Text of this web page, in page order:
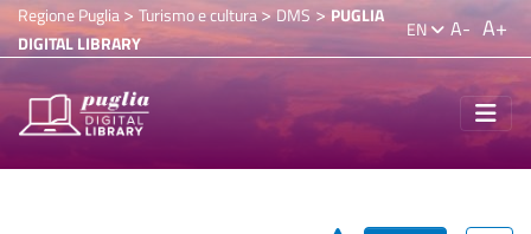
Regione Puglia> Turismo e cultura>DMS > PUGLIA
DIGITAL LIBRARY
EN A- A+